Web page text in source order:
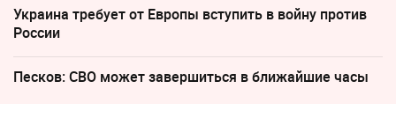
Украина требует от Европы вступить в войну против
России
Песков: СВО может завершиться в ближайшие часы